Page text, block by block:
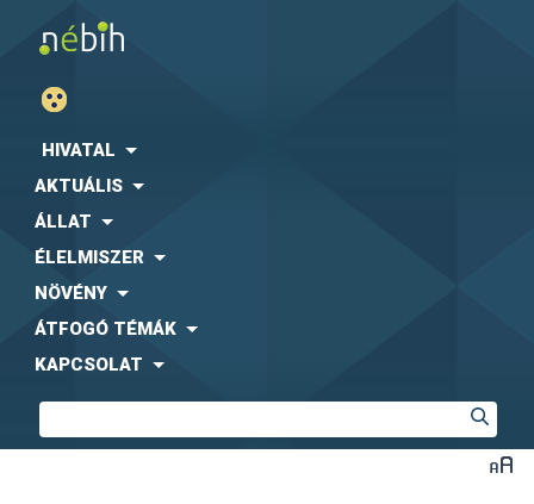
HIVATAL
AKTUÁLIS
ÁLLAT
ÉLELMISZER
NÖVÉNY
ÁTFOGÓ TÉMÁK
KAPCSOLAT